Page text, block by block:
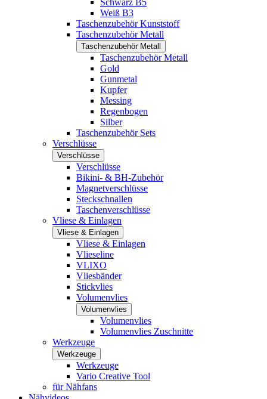
Schwarz B5
Weiß B3
Taschenzubehör Kunststoff
Taschenzubehör Metall
Taschenzubehör Metall
Taschenzubehör Metall
Gold
Gunmetal
Kupfer
Messing
Regenbogen
Silber
Taschenzubehör Sets
Verschlüsse
Verschlüsse
Verschlüsse
Bikini- & BH-Zubehör
Magnetverschlüsse
Steckschnallen
Taschenverschlüsse
Vliese & Einlagen
Vliese & Einlagen
Vliese & Einlagen
Vlieseline
VLIXO
Vliesbänder
Stickvlies
Volumenvlies
Volumenvlies
Volumenvlies
Volumenvlies Zuschnitte
Werkzeuge
Werkzeuge
Werkzeuge
Vario Creative Tool
für Nähfans